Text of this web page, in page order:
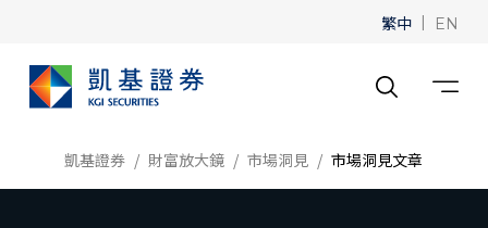
繁中 | EN
凱基證券 財富放大鏡 市場洞見 市場洞見文章